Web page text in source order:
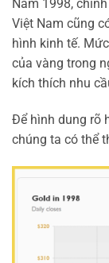
Năm 1998,
Việt Nam cũng
hình kinh tế.
của vàng trong
kích thích nhu
Để hình dung rõ
chúng ta có thể